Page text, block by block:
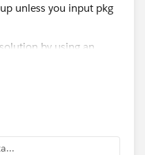
unless you input pkg